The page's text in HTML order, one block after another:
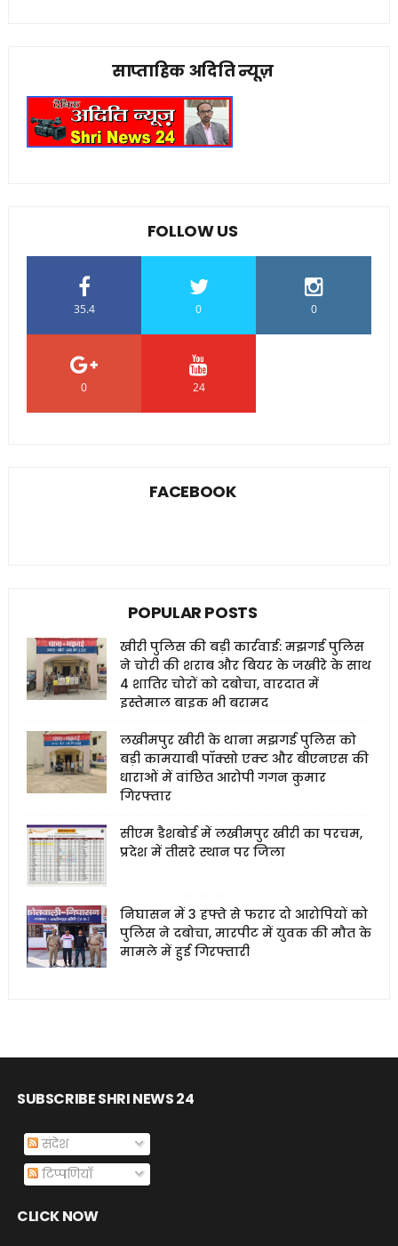
साप्ताहिक अदिति न्यूज़
FOLLOW US
35.4 0 0
0 24
FACEBOOK
POPULAR POSTS
खीरी पुलिस की बड़ी कार्रवाई: मझगई पुलिस
ने चोरी की शराब और बियर के जखीरे के साथ
4 शातिर चोरों को दबोचा, वारदात में
इस्तेमाल बाइक भी बरामद
लखीमपुर खीरी के थाना मझगई पुलिस को
बड़ी कामयाबी पॉक्सो एक्ट और बीएनएस की
धाराओं में वांछित आरोपी गगन कुमार
गिरफ्तार
सीएम डैशबोर्ड में लखीमपुर खीरी का परचम,
प्रदेश में तीसरे स्थान पर जिला
निघासन में 3 हफ्ते से फरार दो आरोपियों को
पुलिस ने दबोचा, मारपीट में युवक की मौत के
मामले में हुई गिरफ्तारी
SUBSCRIBE SHRI NEWS 24
संदेश
टिप्पणियाँ
CLICK NOW